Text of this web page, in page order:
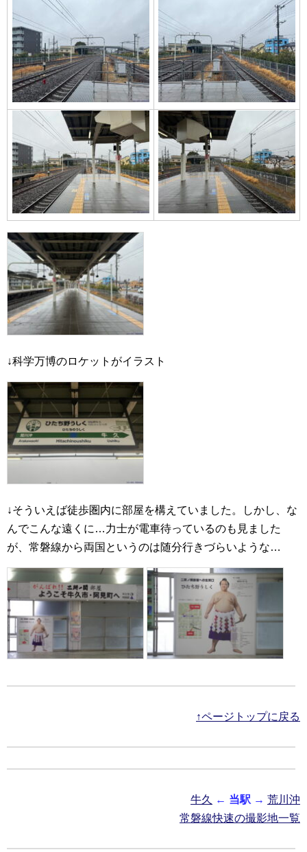
↓科学万博のロケットがイラスト
↓そういえば徒歩圏内に部屋を構えていました。しかし、な
んでこんな遠くに…力士が電車待っているのも見ました
が、常磐線から両国というのは随分行きづらいような…
↑ページトップに戻る
牛久 ← 当駅 → 荒川沖
常磐線快速の撮影地一覧